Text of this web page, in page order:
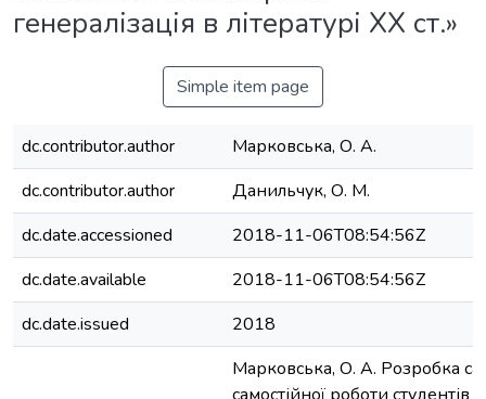
генералізація в літературі XX ст.»
Simple item page
dc.contributor.author
Марковська, О. А.
dc.contributor.author
Данильчук, О. М.
dc.date.accessioned
2018-11-06T08:54:56Z
dc.date.available
2018-11-06T08:54:56Z
dc.date.issued
2018
Марковська, О. А. Розробка